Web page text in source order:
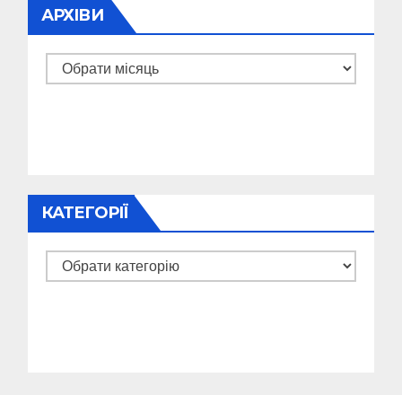
АРХІВИ
Архіви
КАТЕГОРІЇ
Категорії